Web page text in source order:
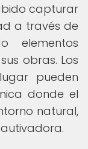
capturar
a través de
elementos
obras. Los
pueden
donde el
natural,